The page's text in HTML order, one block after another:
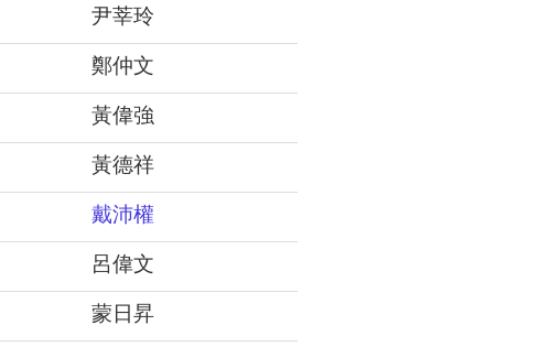
尹莘玲
鄭仲文
黃偉強
黃德祥
戴沛權
呂偉文
蒙日昇